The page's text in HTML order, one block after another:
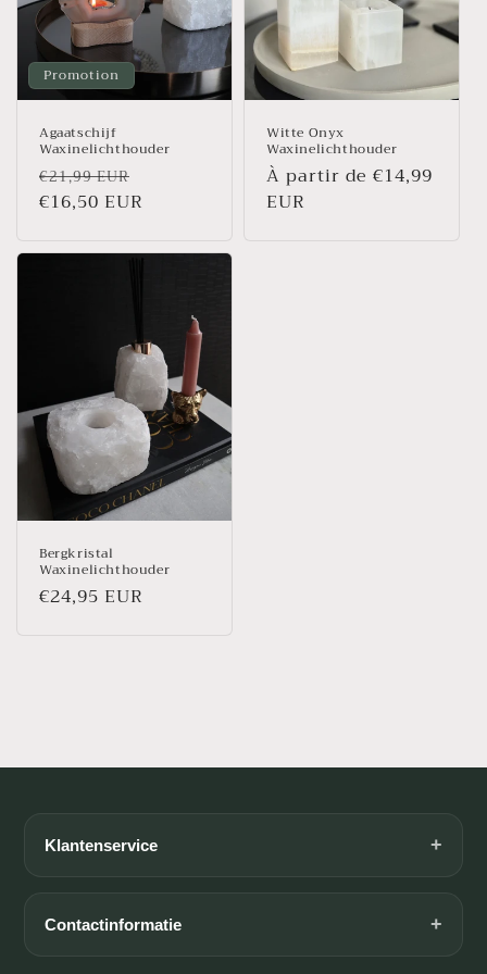
n
: Promotion
Agaatschijf
Waxinelichthouder
Prix
habituel
€21,99 EUR
promotionnel
€16,50 EUR
Witte Onyx
Waxinelichthouder
Prix
habituel
À partir de €14,99
EUR
Bergkristal
Waxinelichthouder
Prix
€24,95 EUR
Klantenservice +
Betaalmogelijkheden
Contactinformatie +